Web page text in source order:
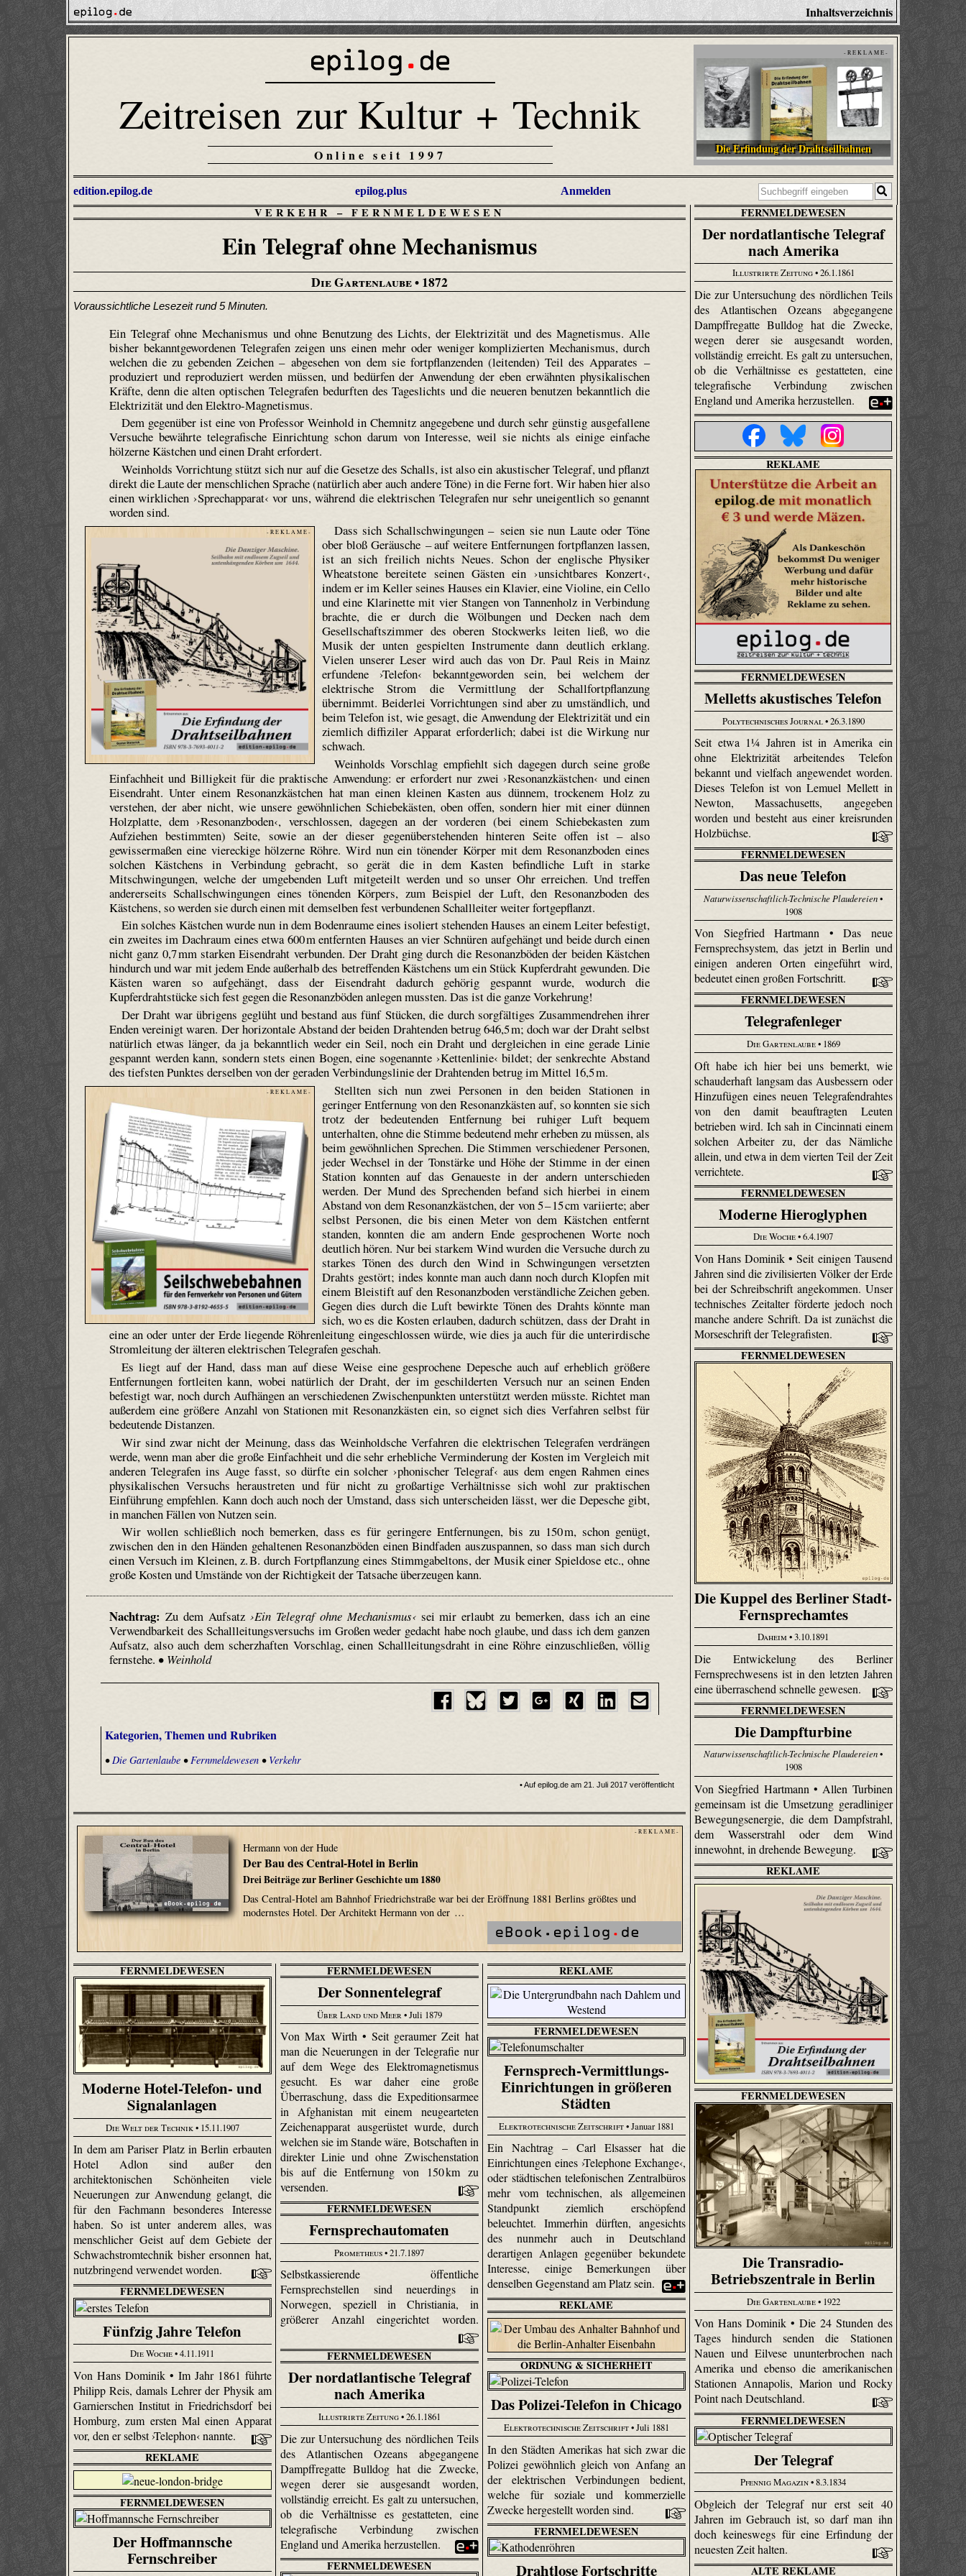
Inhaltsverzeichnis
Zeitreisen zur Kultur + Technik
Online seit 1997
- R E K L A M E -
Die Erfindung der Drahtseilbahnen
edition.epilog.de epilog.plus Anmelden
VERKEHR–FERNMELDEWESEN
Ein Telegraf ohne Mechanismus
Die Gartenlaube• 1872
Voraussichtliche Lesezeit rund 5 Minuten.
Ein Telegraf ohne Mechanismus und ohne Benutzung des Lichts, der Elektrizität und des Magnetismus. Alle
bisher bekanntgewordenen Telegrafen zeigen uns einen mehr oder weniger komplizierten Mechanismus, durch
welchen die zu gebenden Zeichen – abgesehen von dem sie fortpflanzenden (leitenden) Teil des Apparates –
produziert und reproduziert werden müssen, und bedürfen der Anwendung der eben erwähnten physikalischen
Kräfte, denn die alten optischen Telegrafen bedurften des Tageslichts und die neueren benutzen bekanntlich die
Elektrizität und den Elektro-Magnetismus.
Dem gegenüber ist eine von Professor Weinhold in Chemnitz angegebene und durch sehr günstig ausgefallene
Versuche bewährte telegrafische Einrichtung schon darum von Interesse, weil sie nichts als einige einfache
hölzerne Kästchen und einen Draht erfordert.
Weinholds Vorrichtung stützt sich nur auf die Gesetze des Schalls, ist also ein akustischer Telegraf, und pflanzt
direkt die Laute der menschlichen Sprache (natürlich aber auch andere Töne) in die Ferne fort. Wir haben hier also
einen wirklichen ›Sprechapparat‹ vor uns, während die elektrischen Telegrafen nur sehr uneigentlich so genannt
worden sind.
- R E K L A M E -
Dass sich Schallschwingungen – seien sie nun Laute oder Töne
ober bloß Geräusche – auf weitere Entfernungen fortpflanzen lassen,
ist an sich freilich nichts Neues. Schon der englische Physiker
Wheatstone bereitete seinen Gästen ein ›unsichtbares Konzert‹,
indem er im Keller seines Hauses ein Klavier, eine Violine, ein Cello
und eine Klarinette mit vier Stangen von Tannenholz in Verbindung
brachte, die er durch die Wölbungen und Decken nach dem
Gesellschaftszimmer des oberen Stockwerks leiten ließ, wo die
Musik der unten gespielten Instrumente dann deutlich erklang.
Vielen unserer Leser wird auch das von Dr. Paul Reis in Mainz
erfundene ›Telefon‹ bekanntgeworden sein, bei welchem der
elektrische Strom die Vermittlung der Schallfortpflanzung
übernimmt. Beiderlei Vorrichtungen sind aber zu umständlich, und
beim Telefon ist, wie gesagt, die Anwendung der Elektrizität und ein
ziemlich diffiziler Apparat erforderlich; dabei ist die Wirkung nur
schwach.
Weinholds Vorschlag empfiehlt sich dagegen durch seine große
Einfachheit und Billigkeit für die praktische Anwendung: er erfordert nur zwei ›Resonanzkästchen‹ und einen
Eisendraht. Unter einem Resonanzkästchen hat man einen kleinen Kasten aus dünnem, trockenem Holz zu
verstehen, der aber nicht, wie unsere gewöhnlichen Schiebekästen, oben offen, sondern hier mit einer dünnen
Holzplatte, dem ›Resonanzboden‹, verschlossen, dagegen an der vorderen (bei einem Schiebekasten zum
Aufziehen bestimmten) Seite, sowie an der dieser gegenüberstehenden hinteren Seite offen ist – also
gewissermaßen eine viereckige hölzerne Röhre. Wird nun ein tönender Körper mit dem Resonanzboden eines
solchen Kästchens in Verbindung gebracht, so gerät die in dem Kasten befindliche Luft in starke
Mitschwingungen, welche der umgebenden Luft mitgeteilt werden und so unser Ohr erreichen. Und treffen
andererseits Schallschwingungen eines tönenden Körpers, zum Beispiel der Luft, den Resonanzboden des
Kästchens, so werden sie durch einen mit demselben fest verbundenen Schallleiter weiter fortgepflanzt.
Ein solches Kästchen wurde nun in dem Bodenraume eines isoliert stehenden Hauses an einem Leiter befestigt,
ein zweites im Dachraum eines etwa 600 m entfernten Hauses an vier Schnüren aufgehängt und beide durch einen
nicht ganz 0,7 mm starken Eisendraht verbunden. Der Draht ging durch die Resonanzböden der beiden Kästchen
hindurch und war mit jedem Ende außerhalb des betreffenden Kästchens um ein Stück Kupferdraht gewunden. Die
Kästen waren so aufgehängt, dass der Eisendraht dadurch gehörig gespannt wurde, wodurch die
Kupferdrahtstücke sich fest gegen die Resonanzböden anlegen mussten. Das ist die ganze Vorkehrung!
Der Draht war übrigens geglüht und bestand aus fünf Stücken, die durch sorgfältiges Zusammendrehen ihrer
Enden vereinigt waren. Der horizontale Abstand der beiden Drahtenden betrug 646,5 m; doch war der Draht selbst
natürlich etwas länger, da ja bekanntlich weder ein Seil, noch ein Draht und dergleichen in eine gerade Linie
gespannt werden kann, sondern stets einen Bogen, eine sogenannte ›Kettenlinie‹ bildet; der senkrechte Abstand
des tiefsten Punktes derselben von der geraden Verbindungslinie der Drahtenden betrug im Mittel 16,5 m.
- R E K L A M E -
Stellten sich nun zwei Personen in den beiden Stationen in
geringer Entfernung von den Resonanzkästen auf, so konnten sie sich
trotz der bedeutenden Entfernung bei ruhiger Luft bequem
unterhalten, ohne die Stimme bedeutend mehr erheben zu müssen, als
beim gewöhnlichen Sprechen. Die Stimmen verschiedener Personen,
jeder Wechsel in der Tonstärke und Höhe der Stimme in der einen
Station konnten auf das Genaueste in der andern unterschieden
werden. Der Mund des Sprechenden befand sich hierbei in einem
Abstand von dem Resonanzkästchen, der von 5 – 15 cm variierte; aber
selbst Personen, die bis einen Meter von dem Kästchen entfernt
standen, konnten die am andern Ende gesprochenen Worte noch
deutlich hören. Nur bei starkem Wind wurden die Versuche durch zu
starkes Tönen des durch den Wind in Schwingungen versetzten
Drahts gestört; indes konnte man auch dann noch durch Klopfen mit
einem Bleistift auf den Resonanzboden verständliche Zeichen geben.
Gegen dies durch die Luft bewirkte Tönen des Drahts könnte man
sich, wo es die Kosten erlauben, dadurch schützen, dass der Draht in
eine an oder unter der Erde liegende Röhrenleitung eingeschlossen würde, wie dies ja auch für die unterirdische
Stromleitung der älteren elektrischen Telegrafen geschah.
Es liegt auf der Hand, dass man auf diese Weise eine gesprochene Depesche auch auf erheblich größere
Entfernungen fortleiten kann, wobei natürlich der Draht, der im geschilderten Versuch nur an seinen Enden
befestigt war, noch durch Aufhängen an verschiedenen Zwischenpunkten unterstützt werden müsste. Richtet man
außerdem eine größere Anzahl von Stationen mit Resonanzkästen ein, so eignet sich dies Verfahren selbst für
bedeutende Distanzen.
Wir sind zwar nicht der Meinung, dass das Weinhold­sche Verfahren die elektrischen Telegrafen verdrängen
werde, wenn man aber die große Einfachheit und die sehr erhebliche Verminderung der Kosten im Vergleich mit
anderen Telegrafen ins Auge fasst, so dürfte ein solcher ›phonischer Telegraf‹ aus dem engen Rahmen eines
physikalischen Versuchs heraustreten und für nicht zu großartige Verhältnisse sich wohl zur praktischen
Einführung empfehlen. Kann doch auch noch der Umstand, dass sich unterscheiden lässt, wer die Depesche gibt,
in manchen Fällen von Nutzen sein.
Wir wollen schließlich noch bemerken, dass es für geringere Entfernungen, bis zu 150 m, schon genügt,
zwischen den in den Händen gehaltenen Resonanzböden einen Bindfaden auszuspannen, so dass man sich durch
einen Versuch im Kleinen, z. B. durch Fortpflanzung eines Stimmgabeltons, der Musik einer Spieldose etc., ohne
große Kosten und Umstände von der Richtigkeit der Tatsache überzeugen kann.
Nachtrag: Zu dem Aufsatz ›Ein Telegraf ohne Mechanismus‹sei mir erlaubt zu bemerken, dass ich an eine
Verwendbarkeit des Schallleitungsversuchs im Großen weder gedacht habe noch glaube, und dass ich dem ganzen
Aufsatz, also auch dem scherzhaften Vorschlag, einen Schallleitungsdraht in eine Röhre einzuschließen, völlig
fernstehe. • Weinhold
Kategorien, Themen und Rubriken
•Die Gartenlaube •Fernmeldewesen • Verkehr
• Auf epilog.de am 21. Juli 2017 veröffentlicht
- R E K L A M E -
Hermann von der Hude
Der Bau des Central-Hotel in Berlin
Drei Beiträge zur Berliner Geschichte um 1880
Das Central-Hotel am Bahnhof Friedrichstraße war bei der Eröffnung 1881 Berlins größtes und
modernstes Hotel. Der Architekt Hermann von der …
FERNMELDEWESEN
Der nordatlantische Telegraf
nach Amerika
Illustrirte Zeitung• 26.1.1861
Die zur Untersuchung des nördlichen Teils
des Atlantischen Ozeans abgegangene
Dampffregatte Bulldog hat die Zwecke,
wegen derer sie ausgesandt worden,
vollständig erreicht. Es galt zu untersuchen,
ob die Verhältnisse es gestatteten, eine
telegrafische Verbindung zwischen
England und Amerika herzustellen.
REKLAME
FERNMELDEWESEN
Melletts akustisches Telefon
Polytechnisches Journal• 26.3.1890
Seit etwa 1¼ Jahren ist in Amerika ein
ohne Elektrizität arbeitendes Telefon
bekannt und vielfach angewendet worden.
Dieses Telefon ist von Lemuel Mellett in
Newton, Massachusetts, angegeben
worden und besteht aus einer kreisrunden
Holzbüchse.
FERNMELDEWESEN
Das neue Telefon
Naturwissenschaftlich-Technische Plaudereien•
1908
Von Siegfried Hartmann • Das neue
Fernsprechsystem, das jetzt in Berlin und
einigen anderen Orten eingeführt wird,
bedeutet einen großen Fortschritt.
FERNMELDEWESEN
Telegrafenleger
Die Gartenlaube• 1869
Oft habe ich hier bei uns bemerkt, wie
schauderhaft langsam das Ausbessern oder
Hinzufügen eines neuen Tele­grafen­drahtes
von den damit beauftragten Leuten
betrieben wird. Ich sah in Cincinnati einem
solchen Arbeiter zu, der das Nämliche
allein, und etwa in dem vierten Teil der Zeit
verrichtete.
FERNMELDEWESEN
Moderne Hieroglyphen
Die Woche• 6.4.1907
Von Hans Dominik • Seit einigen Tausend
Jahren sind die zivilisierten Völker der Erde
bei der Schreibschrift angekommen. Unser
technisches Zeitalter förderte jedoch noch
manche andere Schrift. Da ist zunächst die
Morseschrift der Tele­gra­fisten.
FERNMELDEWESEN
Die Kuppel des Berliner Stadt-
Fernsprechamtes
Daheim• 3.10.1891
Die Entwickelung des Berliner
Fernsprechwesens ist in den letzten Jahren
eine überraschend schnelle gewesen.
FERNMELDEWESEN
Die Dampfturbine
Naturwissenschaftlich-Technische Plaudereien•
1908
Von Siegfried Hartmann • Allen Turbinen
gemeinsam ist die Umsetzung geradliniger
Bewegungsenergie, die dem Dampfstrahl,
dem Wasserstrahl oder dem Wind
innewohnt, in drehende Bewegung.
REKLAME
FERNMELDEWESEN
Die Transradio-
Betriebszentrale in Berlin
Die Gartenlaube• 1922
Von Hans Dominik • Die 24 Stunden des
Tages hindurch senden die Stationen
Nauen und Eilvese ununterbrochen nach
Amerika und ebenso die amerikanischen
Stationen Anna­polis, Marion und Rocky
Point nach Deutschland.
FERNMELDEWESEN
Moderne Hotel-Telefon- und
Signalanlagen
Die Welt der Technik• 15.11.1907
In dem am Pariser Platz in Berlin erbauten
Hotel Adlon sind außer den
architektonischen Schönheiten viele
Neuerungen zur Anwendung gelangt, die
für den Fachmann besonderes Interesse
haben. So ist unter anderem alles, was
menschlicher Geist auf dem Gebiete der
Schwach­strom­technik bisher ersonnen hat,
nutzbringend verwendet worden.
FERNMELDEWESEN
Der Sonnentelegraf
Über Land und Meer• Juli 1879
Von Max Wirth • Seit geraumer Zeit hat
man die Neuerungen in der Telegrafie nur
auf dem Wege des Elektromagnetismus
gesucht. Es war daher eine große
Überraschung, dass die Expeditionsarmee
in Afghanistan mit einem neu­gearteten
Zeichenapparat ausgerüstet wurde, durch
welchen sie im Stande wäre, Botschaften in
direkter Linie und ohne Zwischenstation
bis auf die Entfernung von 150 km zu
versenden.
REKLAME
FERNMELDEWESEN
Fernsprech-Vermittlungs-
Einrichtungen in größeren
Städten
Elektrotechnische Zeitschrift• Januar 1881
Ein Nachtrag – Carl Elsasser hat die
Einrichtungen eines ›Telephone Exchange‹,
oder städtischen telefonischen Zentralbüros
mehr vom technischen, als allgemeinen
Standpunkt ziemlich erschöpfend
beleuchtet. Immerhin dürften, angesichts
des nunmehr auch in Deutschland
derartigen Anlagen gegenüber bekundete
Interesse, einige Bemerkungen über
denselben Gegenstand am Platz sein.
FERNMELDEWESEN
Fernsprechautomaten
Prometheus• 21.7.1897
Selbst­kassierende öffentliche
Fernsprechstellen sind neuerdings in
Norwegen, speziell in Christiania, in
größerer Anzahl eingerichtet worden.
FERNMELDEWESEN
Fünfzig Jahre Telefon
Die Woche• 4.11.1911
Von Hans Dominik • Im Jahr 1861 führte
Philipp Reis, damals Lehrer der Physik am
Garnierschen Institut in Friedrichsdorf bei
Homburg, zum ersten Mal einen Apparat
vor, den er selbst ›Telephon‹ nannte.
REKLAME
ORDNUNG & SICHERHEIT
Das Polizei-Telefon in Chicago
Elektrotechnische Zeitschrift• Juli 1881
In den Städten Amerikas hat sich zwar die
Polizei gewöhnlich gleich von Anfang an
der elektrischen Verbindungen bedient,
welche für soziale und kommerzielle
Zwecke hergestellt worden sind.
FERNMELDEWESEN
Der nordatlantische Telegraf
nach Amerika
Illustrirte Zeitung• 26.1.1861
Die zur Untersuchung des nördlichen Teils
des Atlantischen Ozeans abgegangene
Dampffregatte Bulldog hat die Zwecke,
wegen derer sie ausgesandt worden,
vollständig erreicht. Es galt zu untersuchen,
ob die Verhältnisse es gestatteten, eine
telegrafische Verbindung zwischen
England und Amerika herzustellen.
FERNMELDEWESEN
Der Telegraf
Pfennig Magazin• 8.3.1834
Obgleich der Telegraf nur erst seit 40
Jahren im Gebrauch ist, so darf man ihn
doch keineswegs für eine Erfindung der
neuesten Zeit halten.
REKLAME
FERNMELDEWESEN
Der Hoffmannsche
Fernschreiber
FERNMELDEWESEN
Drahtlose Fortschritte
FERNMELDEWESEN ALTE REKLAME